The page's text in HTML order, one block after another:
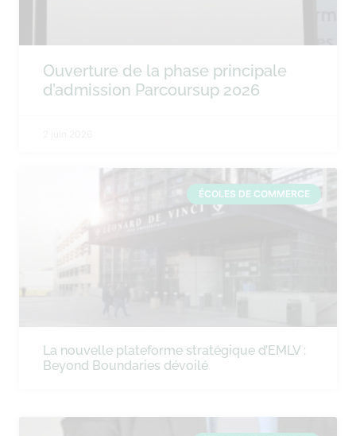
Ouverture de la phase principale
d’admission Parcoursup 2026
ÉCOLES DE COMMERCE
La nouvelle plateforme stratégique d’EMLV :
Beyond Boundaries dévoilé